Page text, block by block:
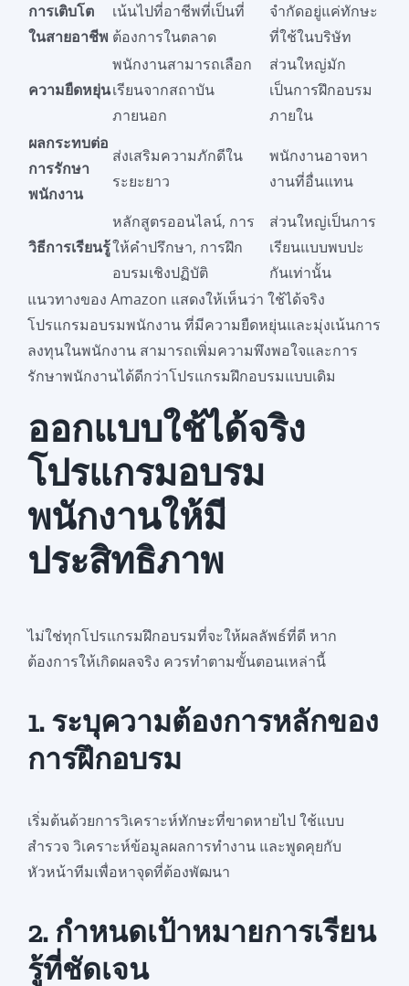
การเติบโต
ในสายอาชีพ
เน้นไปที่อาชีพที่เป็นที่
ต้องการในตลาด
จำกัดอยู่แค่ทักษะ
ที่ใช้ในบริษัท
ความยืดหยุ่น
พนักงานสามารถเลือก
เรียนจากสถาบัน
ภายนอก
ส่วนใหญ่มัก
เป็นการฝึกอบรม
ภายใน
ผลกระทบต่อ
การรักษา
พนักงาน
ส่งเสริมความภักดีใน
ระยะยาว
พนักงานอาจหา
งานที่อื่นแทน
วิธีการเรียนรู้
หลักสูตรออนไลน์, การ
ให้คำปรึกษา, การฝึก
อบรมเชิงปฏิบัติ
ส่วนใหญ่เป็นการ
เรียนแบบพบปะ
กันเท่านั้น
แนวทางของ Amazon แสดงให้เห็นว่า ใช้ได้จริง
โปรแกรมอบรมพนักงาน ที่มีความยืดหยุ่นและมุ่งเน้นการ
ลงทุนในพนักงาน สามารถเพิ่มความพึงพอใจและการ
รักษาพนักงานได้ดีกว่าโปรแกรมฝึกอบรมแบบเดิม
ออกแบบใช้ได้จริง
โปรแกรมอบรม
พนักงานให้มี
ประสิทธิภาพ
ไม่ใช่ทุกโปรแกรมฝึกอบรมที่จะให้ผลลัพธ์ที่ดี หาก
ต้องการให้เกิดผลจริง ควรทำตามขั้นตอนเหล่านี้
1. ระบุความต้องการหลักของ
การฝึกอบรม
เริ่มต้นด้วยการวิเคราะห์ทักษะที่ขาดหายไป ใช้แบบ
สำรวจ วิเคราะห์ข้อมูลผลการทำงาน และพูดคุยกับ
หัวหน้าทีมเพื่อหาจุดที่ต้องพัฒนา
2. กำหนดเป้าหมายการเรียน
รู้ที่ชัดเจน